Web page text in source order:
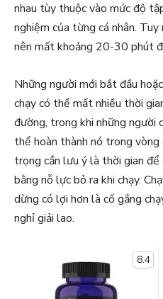
nhau tùy thuộc vào mức độ
nghiệm của từng cá nhân.
nên mất khoảng 20-30 phút
Những người mới bắt đầu
chạy có thể mất nhiều thời
đường, trong khi những người
thể hoàn thành nó trong
trọng cần lưu ý là thời gian
bằng nỗ lực bỏ ra khi chạy.
dừng có lợi hơn là cố gắng
nghỉ giải lao.
8.4